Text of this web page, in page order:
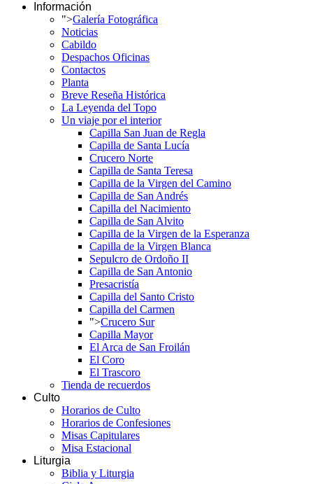
Información
">Galería Fotográfica
Noticias
Cabildo
Despachos Oficinas
Contactos
Planta
Breve Reseña Histórica
La Leyenda del Topo
Un viaje por el interior
Capilla San Juan de Regla
Capilla de Santa Lucía
Crucero Norte
Capilla de Santa Teresa
Capilla de la Virgen del Camino
Capilla de San Andrés
Capilla del Nacimiento
Capilla de San Alvito
Capilla de la Virgen de la Esperanza
Capilla de la Virgen Blanca
Sepulcro de Ordoño II
Capilla de San Antonio
Presacristía
Capilla del Santo Cristo
Capilla del Carmen
">Crucero Sur
Capilla Mayor
El Arca de San Froilán
El Coro
El Trascoro
Tienda de recuerdos
Culto
Horarios de Culto
Horarios de Confesiones
Misas Capitulares
Misa Estacional
Liturgia
Biblia y Liturgia